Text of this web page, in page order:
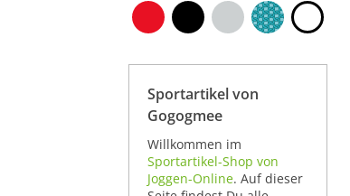
Sportartikel von
Gogogmee
Willkommen im
Sportartikel-Shop von
Joggen-Online. Auf dieser